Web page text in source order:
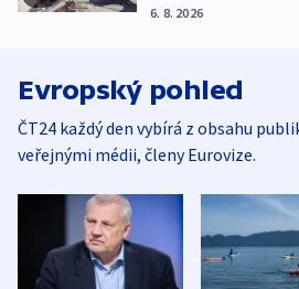
6. 8. 2026
Evropský pohled
ČT24 každý den vybírá z obsahu
veřejnými médii, členy Eurovize.